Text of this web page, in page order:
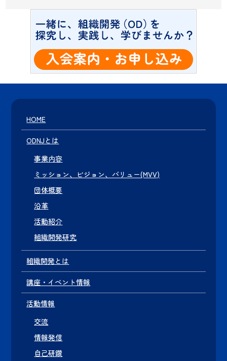
HOME
ODNJとは
事業内容
ミッション、ビジョン、バリュー(MVV)
団体概要
沿革
活動紹介
組織開発研究
組織開発とは
講座・イベント情報
活動情報
交流
情報発信
自己研鑽